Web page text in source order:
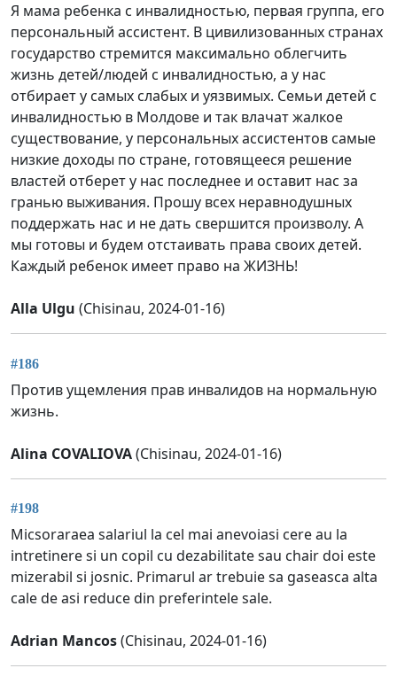
Я мама ребенка с инвалидностью, первая группа, его
персональный ассистент. В цивилизованных странах
государство стремится максимально облегчить
жизнь детей/людей с инвалидностью, а у нас
отбирает у самых слабых и уязвимых. Семьи детей с
инвалидностью в Молдове и так влачат жалкое
существование, у персональных ассистентов самые
низкие доходы по стране, готовящееся решение
властей отберет у нас последнее и оставит нас за
гранью выживания. Прошу всех неравнодушных
поддержать нас и не дать свершится произволу. А
мы готовы и будем отстаивать права своих детей.
Каждый ребенок имеет право на ЖИЗНЬ!
Alla Ulgu (Chisinau, 2024-01-16)
#186
Против ущемления прав инвалидов на нормальную
жизнь.
Alina COVALIOVA(Chisinau, 2024-01-16)
#198
Micsoraraea salariul la cel mai anevoiasi cere au la
intretinere si un copil cu dezabilitate sau chair doi este
mizerabil si josnic. Primarul ar trebuie sa gaseasca alta
cale de asi reduce din preferintele sale.
Adrian Mancos(Chisinau, 2024-01-16)